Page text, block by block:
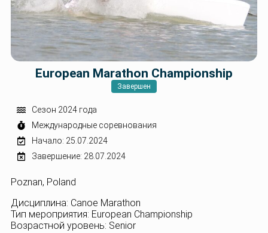
European Marathon Championship
Завершен
Сезон 2024 года
Международные соревнования
Начало: 25.07.2024
Завершение: 28.07.2024
Poznan, Poland
Дисциплина: Canoe Marathon
Тип мероприятия: European Championship
Возрастной уровень: Senior